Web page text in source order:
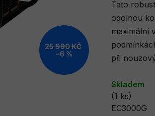
hvězdiček.
Tato
odolnou
maximální
při
Skladem
(1 ks)
EC3000G
25 990 KČ
–6 %